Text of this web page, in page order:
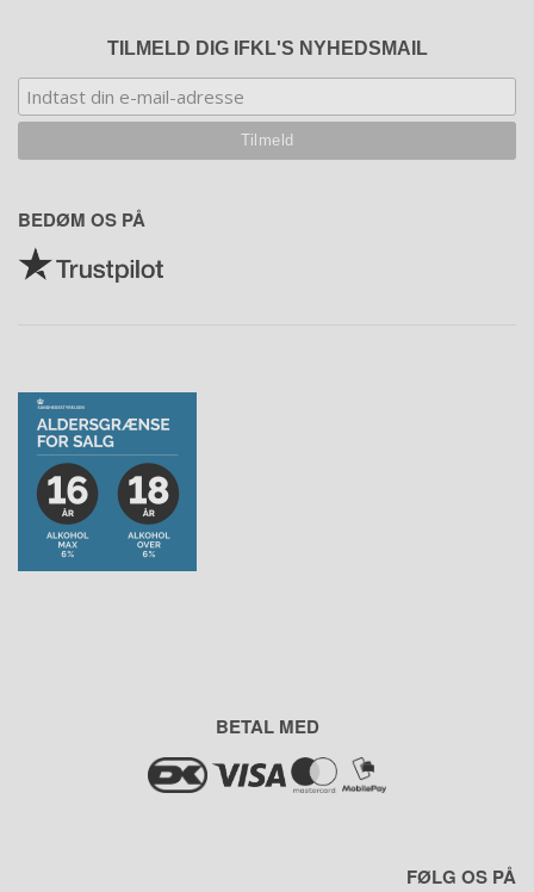
TILMELD DIG IFKL'S NYHEDSMAIL
BEDØM OS PÅ
BETAL MED
FØLG OS PÅ